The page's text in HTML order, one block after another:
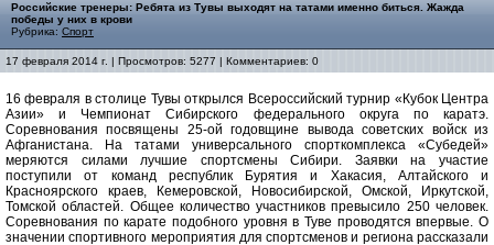
Российские тренеры: Ребята из Тувы выходят на татами именно биться. Жажда
победы у них в крови
Рубрика: Спорт
17 февраля 2014 г. | Просмотров: 5277 | Комментариев: 0
16 февраля в столице Тувы открылся Всероссийский турнир «Кубок Центра
Азии» и Чемпионат Сибирского федерального округа по каратэ.
Соревнования посвящены 25-ой годовщине вывода советских войск из
Афганистана. На татами универсального спорткомплекса «Субедей»
меряются силами лучшие спортсмены Сибири. Заявки на участие
поступили от команд республик Бурятия и Хакасия, Алтайского и
Красноярского краев, Кемеровской, Новосибирской, Омской, Иркутской,
Томской областей. Общее количество участников превысило 250 человек.
Соревнования по карате подобного уровня в Туве проводятся впервые. О
значении спортивного мероприятия для спортсменов и региона рассказали